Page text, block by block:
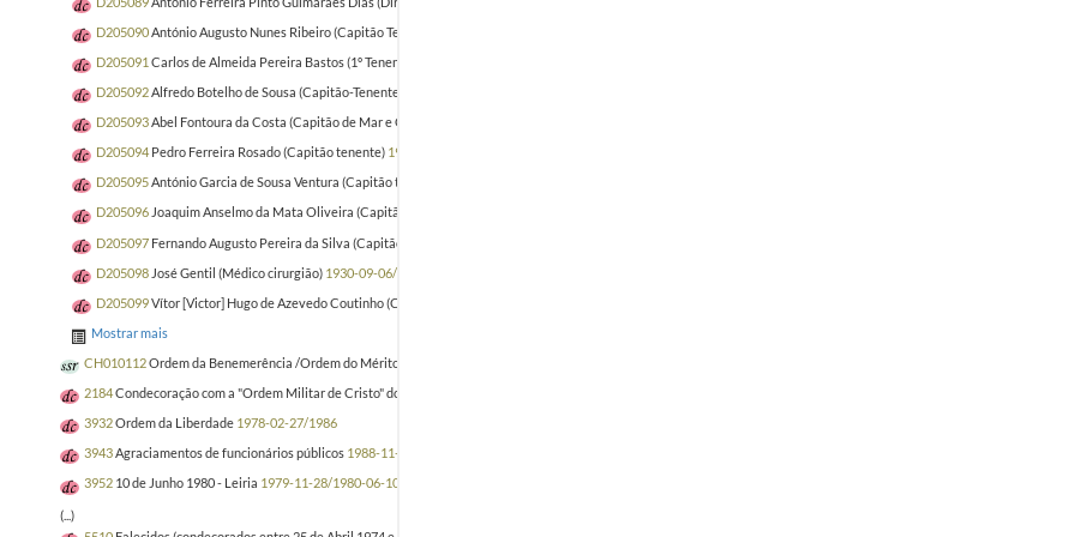
D205090António Augusto Nunes Ribeiro (Capitão Tenente)
D205091 Carlos de Almeida Pereira Bastos (1º Tenente engenheiro maquinista)
D205092Alfredo Botelho de Sousa (Capitão-Tenente)
D205093Abel Fontoura da Costa (Capitão de Mar e Guerra)
D205094 Pedro Ferreira Rosado (Capitão tenente) 1930-09-05/1930-12-15
D205095António Garcia de Sousa Ventura (Capitão tenente)
D205096 Joaquim Anselmo da Mata Oliveira (Capitão de fragata)
D205097 Fernando Augusto Pereira da Silva (Capitão de fragata)
D205098 José Gentil (Médico cirurgião) 1930-09-06/1931-01-08
D205099Vítor [Victor] Hugo de Azevedo Coutinho (Capitão de mar e guerra)
Mostrar mais
CH010112Ordem da Benemerência /Ordem do Mérito
2184Condecoração com a "Ordem Militar de Cristo" do Embaixador da República Dominicana em Londres pelo Presidente da República, Craveiro Lopes.
3932Ordem da Liberdade 1978-02-27/1986
3943Agraciamentos de funcionários públicos 1988-11-10/1996-02-21
3952 10 de Junho 1980 - Leiria 1979-11-28/1980-06-10
(...)